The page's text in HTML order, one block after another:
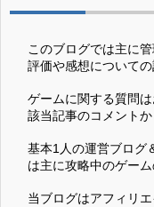
このブログでは主に
評価や感想についての
ゲームに関する質問
該当記事のコメントか
基本1人の運営ブログ
は主に攻略中のゲー
当ブログはアフィリ